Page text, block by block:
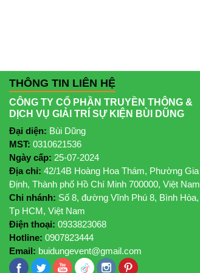
THÔNG TIN LIÊN HỆ
CÔNG TY CỔ PHẦN TRUYỀN THÔNG &
DỊCH VỤ GIẢI TRÍ SỰ KIỆN BÙI DŨNG
Đại diện: Bùi Dũng
MST: 0310621536
Ngày cấp: 25-07-2024
Địa chỉ: 42/14B Hoàng Hoa Thám, Phường Gia
Định, Thành phố Hồ Chí Minh 700000, Việt Nam
Chi nhánh: Số 8, đường Vĩnh Phú 8, Bình Hòa,
Tp HCM, Việt Nam
Điện thoại: 0933823068
Hotline: 0907823444
Email: buidungevent@gmail.com